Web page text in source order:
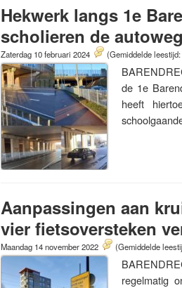
Hekwerk langs 1e
scholieren de
Zaterdag 10 februari 2024 (Gemiddelde
de 1e
heeft
Aanpassingen aan
vier fietsoversteken
Maandag 14 november 2022 (Gemiddelde
regelmatig